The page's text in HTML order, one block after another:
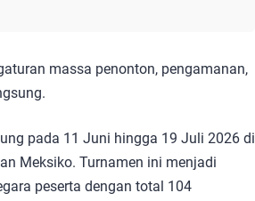
massa penonton, pengamanan,
pada 11 Juni hingga 19 Juli 2026 di
Meksiko. Turnamen ini menjadi
peserta dengan total 104